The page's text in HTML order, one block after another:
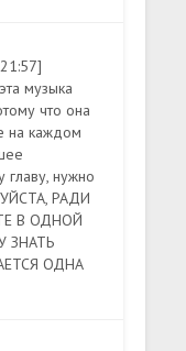
музыка
что она
на каждом
главу, нужно
РАДИ
В ОДНОЙ
ЗНАТЬ
ОДНА